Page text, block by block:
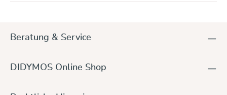
Beratung & Service
DIDYMOS Online Shop